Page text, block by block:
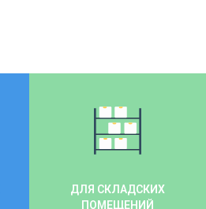
ДЛЯ СКЛАДСКИХ
ПОМЕЩЕНИЙ